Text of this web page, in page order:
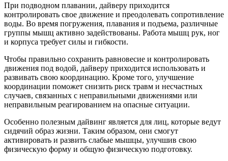
При подводном плавании, дайверу приходится
контролировать свое движение и преодолевать сопротивление
воды. Во время погружения, плавания и подъема, различные
группы мышц активно задействованы. Работа мышц рук, ног
и корпуса требует силы и гибкости.
Чтобы правильно сохранить равновесие и контролировать
движения под водой, дайверу приходится использовать и
развивать свою координацию. Кроме того, улучшение
координации поможет снизить риск травм и несчастных
случаев, связанных с неправильными движениями или
неправильным реагированием на опасные ситуации.
Особенно полезным дайвинг является для лиц, которые ведут
сидячий образ жизни. Таким образом, они смогут
активировать и развить слабые мышцы, улучшив свою
физическую форму и общую физическую подготовку.